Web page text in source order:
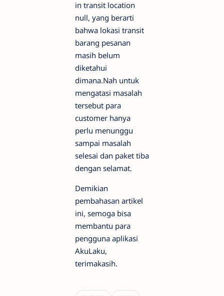
in transit location
null, yang berarti
bahwa lokasi transit
barang pesanan
masih belum
diketahui
dimana.Nah untuk
mengatasi masalah
tersebut para
customer hanya
perlu menunggu
sampai masalah
selesai dan paket tiba
dengan selamat.
Demikian
pembahasan artikel
ini, semoga bisa
membantu para
pengguna aplikasi
AkuLaku,
terimakasih.